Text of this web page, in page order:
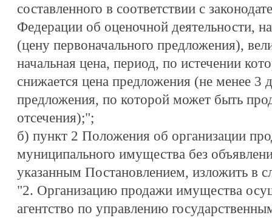
составленного в соответствии с
Федерации об оценочной деятельности,
(цену первоначального предложения),
начальная цена, период, по истечении
снижается цена предложения (не менее
предложения, по которой может быть
отсечения);";
б) пункт 2 Положения об организации
муниципального имущества без
указанным Постановлением, изложить в
"2. Организацию продажи имущества
агентство по управлению